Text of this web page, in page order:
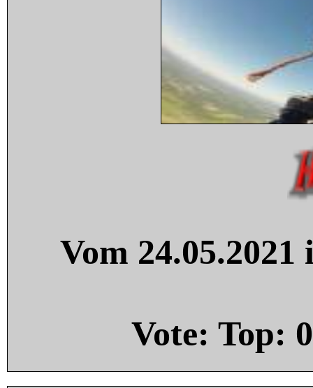
Vom
Vote: Top: 0